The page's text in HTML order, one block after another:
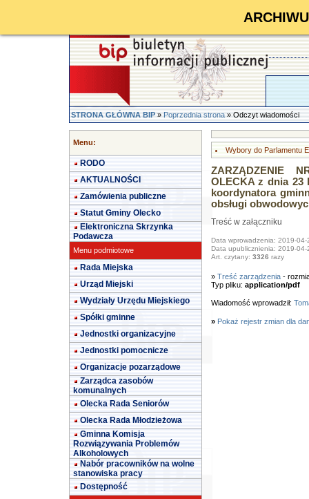
STRONA GŁÓWNA BIP»Poprzednia strona» Odczyt wiadomości
Menu:
RODO
AKTUALNOŚCI
Zamówienia publiczne
Statut Gminy Olecko
Elektroniczna Skrzynka
Podawcza
Menu podmiotowe
Rada Miejska
Urząd Miejski
Wydziały Urzędu Miejskiego
Spółki gminne
Jednostki organizacyjne
Jednostki pomocnicze
Organizacje pozarządowe
Zarządca zasobów
komunalnych
Olecka Rada Seniorów
Olecka Rada Młodzieżowa
Gminna Komisja
Rozwiązywania Problemów
Alkoholowych
Nabór pracowników na wolne
stanowiska pracy
Dostępność
Wybory do Parlamentu
ZARZĄDZENIE
OLECKA z dnia 23
koordynatora
obsługi
Treść w załączniku
Data wprowadzenia: 2019-04-
Data upublicznienia: 2019-04-
Art. czytany: 3326 razy
» Treść zarządzenia-
Typ pliku: application/pdf
Wiadomość wprowadził:
» Pokaż rejestr zmian dla